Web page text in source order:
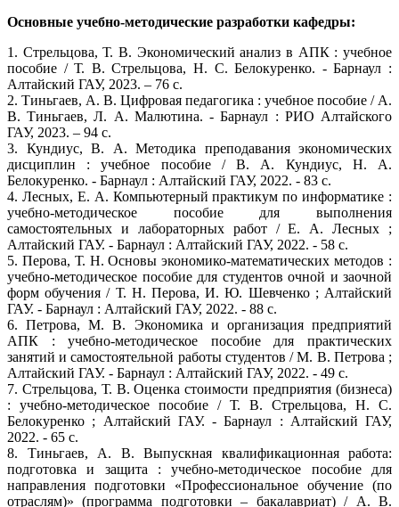
Основные учебно-методические разработки кафедры:
1. Стрельцова, Т. В. Экономический анализ в АПК : учебное
пособие / Т. В. Стрельцова, Н. С. Белокуренко. - Барнаул :
Алтайский ГАУ, 2023. – 76 с.
2. Тиньгаев, А. В. Цифровая педагогика : учебное пособие / А.
В. Тиньгаев, Л. А. Малютина. - Барнаул : РИО Алтайского
ГАУ, 2023. – 94 с.
3. Кундиус, В. А. Методика преподавания экономических
дисциплин : учебное пособие / В. А. Кундиус, Н. А.
Белокуренко. - Барнаул : Алтайский ГАУ, 2022. - 83 с.
4. Лесных, Е. А. Компьютерный практикум по информатике :
учебно-методическое пособие для выполнения
самостоятельных и лабораторных работ / Е. А. Лесных ;
Алтайский ГАУ. - Барнаул : Алтайский ГАУ, 2022. - 58 с.
5. Перова, Т. Н. Основы экономико-математических методов :
учебно-методическое пособие для студентов очной и заочной
форм обучения / Т. Н. Перова, И. Ю. Шевченко ; Алтайский
ГАУ. - Барнаул : Алтайский ГАУ, 2022. - 88 с.
6. Петрова, М. В. Экономика и организация предприятий
АПК : учебно-методическое пособие для практических
занятий и самостоятельной работы студентов / М. В. Петрова ;
Алтайский ГАУ. - Барнаул : Алтайский ГАУ, 2022. - 49 с.
7. Стрельцова, Т. В. Оценка стоимости предприятия (бизнеса)
: учебно-методическое пособие / Т. В. Стрельцова, Н. С.
Белокуренко ; Алтайский ГАУ. - Барнаул : Алтайский ГАУ,
2022. - 65 с.
8. Тиньгаев, А. В. Выпускная квалификационная работа:
подготовка и защита : учебно-методическое пособие для
направления подготовки «Профессиональное обучение (по
отраслям)» (программа подготовки – бакалавриат) / А. В.